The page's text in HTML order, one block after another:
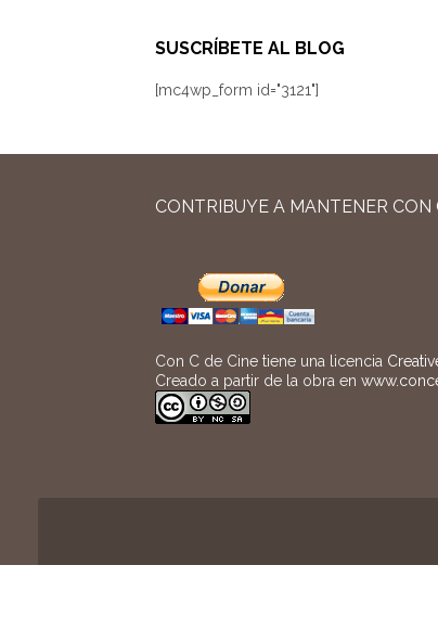
SUSCRÍBETE AL BLOG
[mc4wp_form id="3121"]
CONTRIBUYE A MANTENER CON
Con C de Cine tiene una licencia
Creado a partir de la obra en